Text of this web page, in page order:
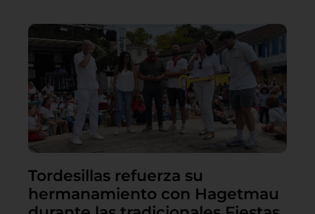
Tordesillas refuerza su
hermanamiento con Hagetmau